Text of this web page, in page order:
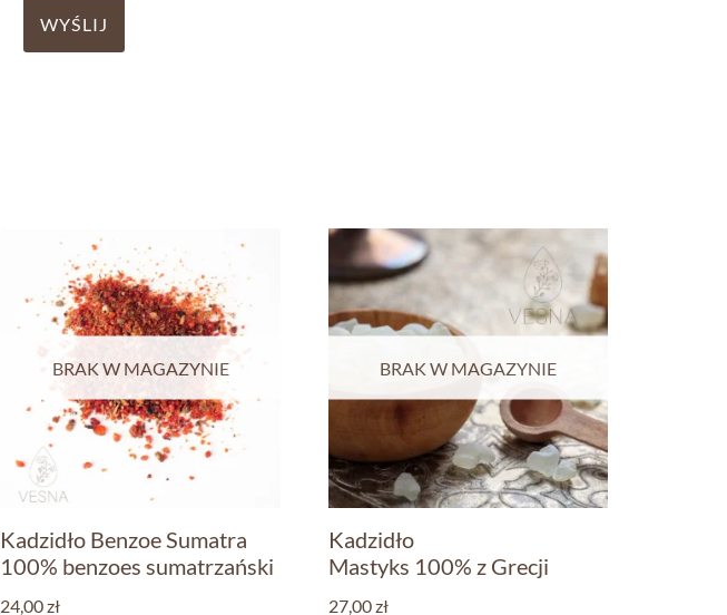
BRAK W MAGAZYNIE
Kadzidło Benzoe Sumatra
100% benzoes sumatrzański
24,00zł
BRAK W MAGAZYNIE
Kadzidło
Mastyks 100% z Grecji
27,00zł